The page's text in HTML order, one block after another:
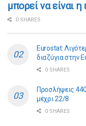
μπορεί να είναι
0 SHARES
Eurostat:
διαζύγια στην
0 SHARES
Προσλήψεις
μέχρι 22/8
0 SHARES